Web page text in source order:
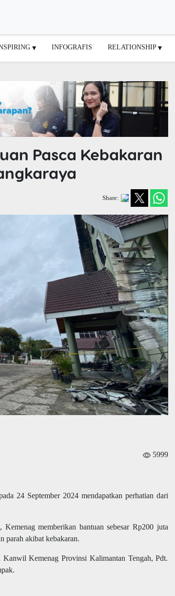
INFOGRAFIS RELATIONSHIP
Pasca Kebakaran
Share:
5999
24 September 2024 mendapatkan perhatian dari
memberikan bantuan sebesar Rp200 juta
parah akibat kebakaran.
Kemenag Provinsi Kalimantan Tengah, Pdt.